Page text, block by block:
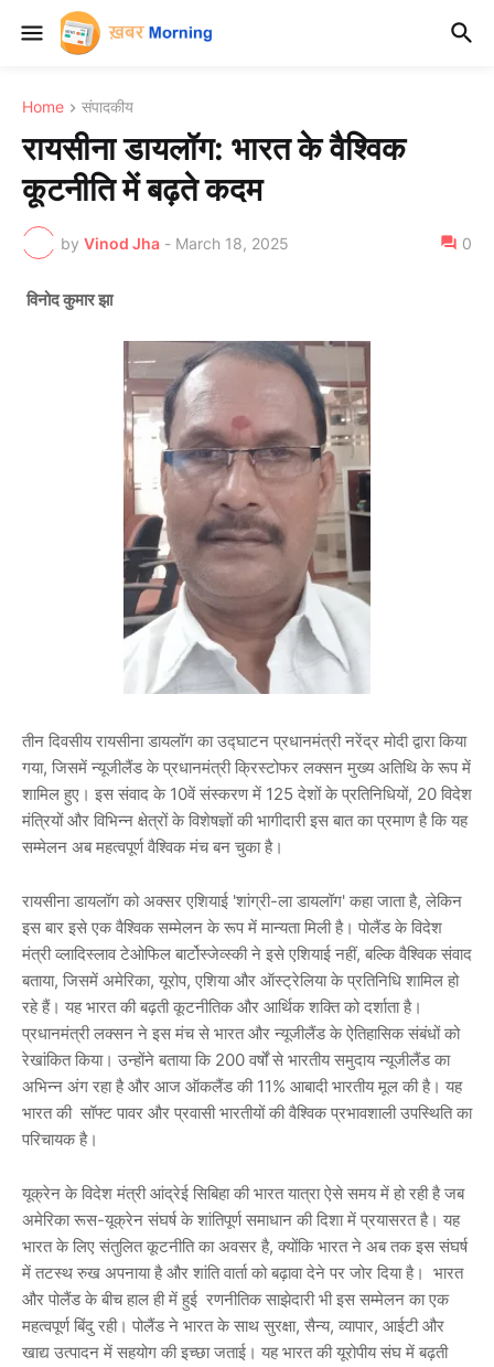
Home संपादकीय
रायसीना डायलॉग: भारत के वैश्विक
कूटनीति में बढ़ते कदम
by Vinod Jha - March 18, 2025 0
विनोद कुमार झा
तीन दिवसीय रायसीना डायलॉग का उद्घाटन प्रधानमंत्री नरेंद्र मोदी द्वारा किया
गया, जिसमें न्यूजीलैंड के प्रधानमंत्री क्रिस्टोफर लक्सन मुख्य अतिथि के रूप में
शामिल हुए। इस संवाद के 10वें संस्करण में 125 देशों के प्रतिनिधियों, 20 विदेश
मंत्रियों और विभिन्न क्षेत्रों के विशेषज्ञों की भागीदारी इस बात का प्रमाण है कि यह
सम्मेलन अब महत्वपूर्ण वैश्विक मंच बन चुका है।
रायसीना डायलॉग को अक्सर एशियाई 'शांग्री-ला डायलॉग' कहा जाता है, लेकिन
इस बार इसे एक वैश्विक सम्मेलन के रूप में मान्यता मिली है। पोलैंड के विदेश
मंत्री व्लादिस्लाव टेओफिल बार्टोस्जेव्स्की ने इसे एशियाई नहीं, बल्कि वैश्विक संवाद
बताया, जिसमें अमेरिका, यूरोप, एशिया और ऑस्ट्रेलिया के प्रतिनिधि शामिल हो
रहे हैं। यह भारत की बढ़ती कूटनीतिक और आर्थिक शक्ति को दर्शाता है।
प्रधानमंत्री लक्सन ने इस मंच से भारत और न्यूजीलैंड के ऐतिहासिक संबंधों को
रेखांकित किया। उन्होंने बताया कि 200 वर्षों से भारतीय समुदाय न्यूजीलैंड का
अभिन्न अंग रहा है और आज ऑकलैंड की 11% आबादी भारतीय मूल की है। यह
भारत की सॉफ्ट पावर और प्रवासी भारतीयों की वैश्विक प्रभावशाली उपस्थिति का
परिचायक है।
यूक्रेन के विदेश मंत्री आंद्रेई सिबिहा की भारत यात्रा ऐसे समय में हो रही है जब
अमेरिका रूस-यूक्रेन संघर्ष के शांतिपूर्ण समाधान की दिशा में प्रयासरत है। यह
भारत के लिए संतुलित कूटनीति का अवसर है, क्योंकि भारत ने अब तक इस संघर्ष
में तटस्थ रुख अपनाया है और शांति वार्ता को बढ़ावा देने पर जोर दिया है। भारत
और पोलैंड के बीच हाल ही में हुई रणनीतिक साझेदारी भी इस सम्मेलन का एक
महत्वपूर्ण बिंदु रही। पोलैंड ने भारत के साथ सुरक्षा, सैन्य, व्यापार, आईटी और
खाद्य उत्पादन में सहयोग की इच्छा जताई। यह भारत की यूरोपीय संघ में बढ़ती